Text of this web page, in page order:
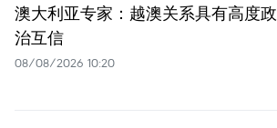
澳大利亚专家：越澳关系具有高度政
治互信
08/08/2026 10:20